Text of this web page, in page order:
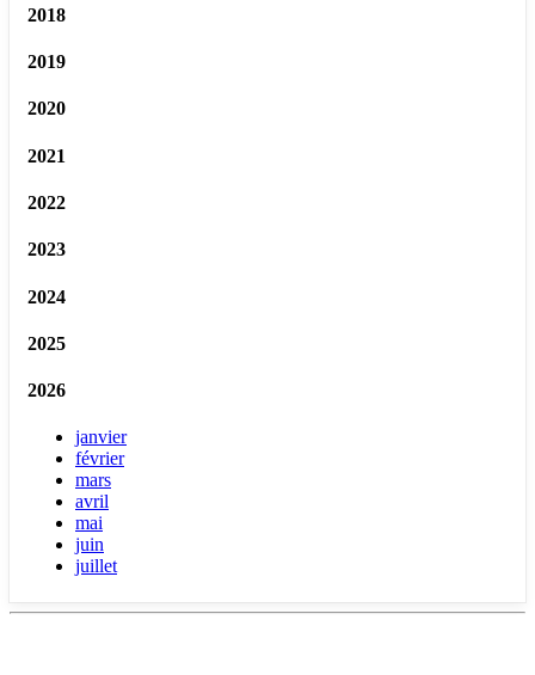
2018
2019
2020
2021
2022
2023
2024
2025
2026
janvier
février
mars
avril
mai
juin
juillet